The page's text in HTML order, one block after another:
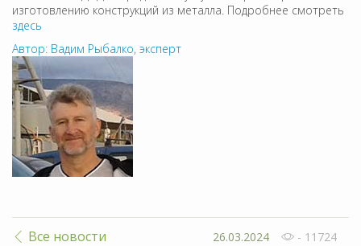
изготовлению конструкций из металла. Подробнее смотреть
здесь
Автор: Вадим Рыбалко, эксперт
Все новости 26.03.2024 - 11724